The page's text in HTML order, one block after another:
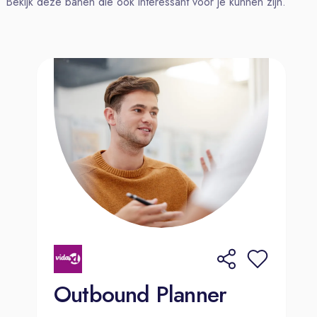
🚀 Wat je kan
zodat we veilig kunnen werken.
Reist binnen 40 minuten naar ons
magazijn in Tilburg (Asteriastraat 4a)
Je werkt graag in een team en zorgt
ervoor dat het team op je kan
rekenen, je neemt initiatief, bent
flexibel inzetbaar en deinst niet terug
van veranderingen.
Outbound Planner